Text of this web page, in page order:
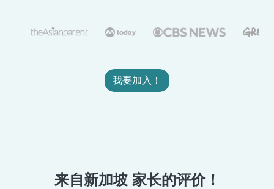
我要加入！
来自新加坡 家长的评价！